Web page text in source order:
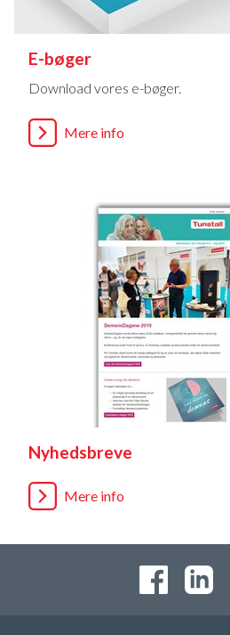
E-bøger
Download vores e-bøger.
Mere info
Nyhedsbreve
Mere info